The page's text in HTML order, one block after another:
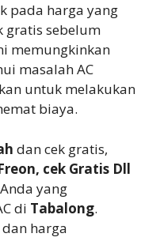
pada harga yang
gratis sebelum
memungkinkan
masalah AC
untuk melakukan
biaya.
dan cek gratis,
cek Gratis Dll
yang
di Tabalong.
harga